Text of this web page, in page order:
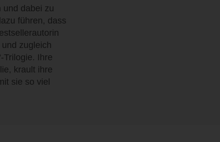
und dabei zu
führen, dass
zugleich
Trilogie. Ihre
krault ihre
sie so viel